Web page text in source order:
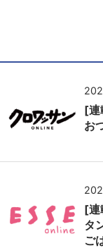
[連
お
[連
タ
ご